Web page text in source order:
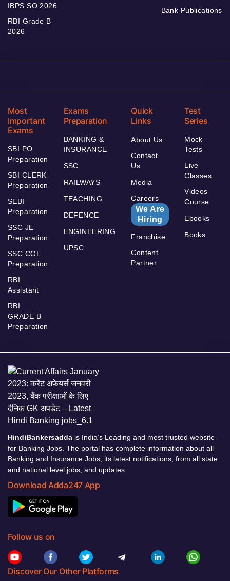
IBPS SO 2026
RBI Grade B
2026
Bank Publications
Most
Important
Exams
SBI PO
Preparation
SBI CLERK
Preparation
SEBI
Preparation
SSC JE
Preparation
SSC CGL
Preparation
RBI
Assistant
RBI
GRADE B
Preparation
Exams
Preparation
BANKING &
INSURANCE
SSC
RAILWAYS
TEACHING
DEFENCE
ENGINEERING
UPSC
Quick
Links
About Us
Contact
Us
Media
Careers
We Are
Hiring
Franchise
Content
Partner
Test
Series
Mock
Tests
Live
Classes
Videos
Course
Ebooks
Books
HindiBankersadda is India’s Leading and most trusted website
for Banking Jobs. The portal has complete information about all
Banking and Insurance Jobs, its latest notifications, from all state
and national level jobs, and updates.
Download Adda247 App
Follow us on
Discover Our Other Platforms